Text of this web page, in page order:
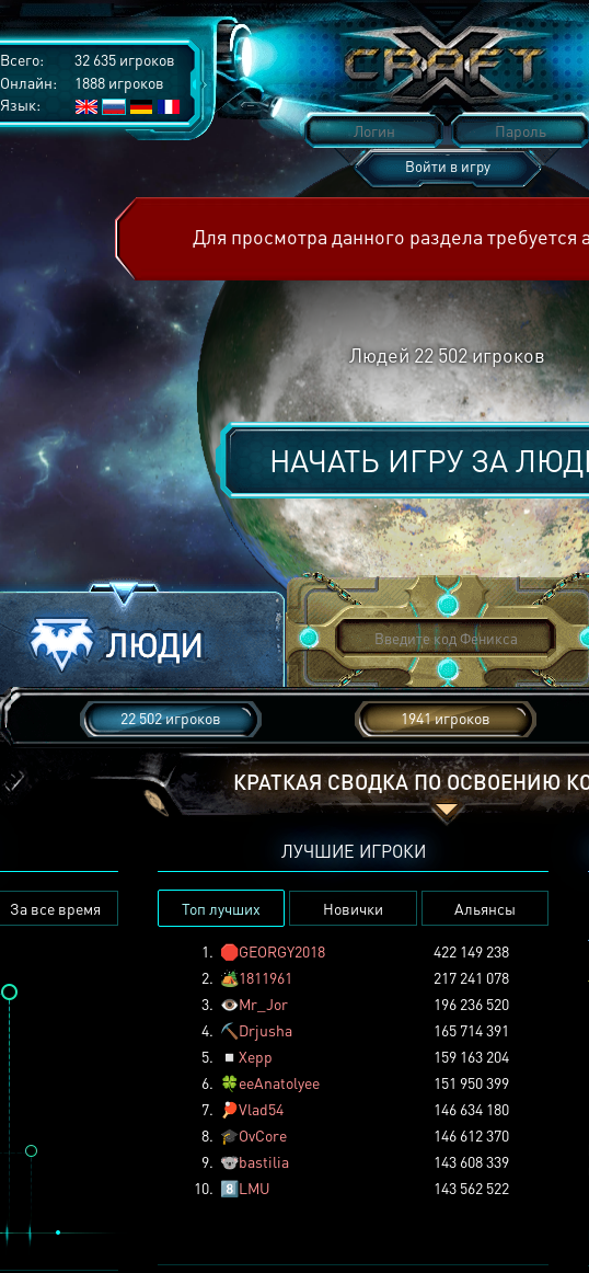
Всего:
32 635 игроков
Онлайн:
1888 игроков
Язык:
Войти в игру
Для просмотра данного раздела требуется
Людей 22 502игроков
НАЧАТЬ ИГРУ ЗА
22 502 игроков 1941 игроков
КРАТКАЯ СВОДКА ПО ОСВОЕНИЮ
За все время
ЛУЧШИЕ ИГРОКИ
Топ лучших Новички Альянсы
1. 🛑GEORGY2018
422 149 238
2. 🏕️1811961
217 241 078
3. 👁️Mr_Jor
196 236 520
4. ⛏️ Drjusha
165 714 391
5.
◽ Xepp
159 163 204
6. 🍀eeAnatolyee
151 950 399
7.
🏓Vlad54
146 634 180
8. 🎓OvCore
146 612 370
9. 🐨bastilia
143 608 339
10. 8️⃣LMU 143 562 522